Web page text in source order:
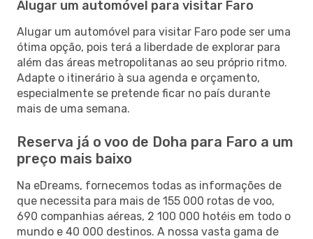
Alugar um automóvel para visitar Faro
Alugar um automóvel para visitar Faro pode ser uma
ótima opção, pois terá a liberdade de explorar para
além das áreas metropolitanas ao seu próprio ritmo.
Adapte o itinerário à sua agenda e orçamento,
especialmente se pretende ficar no país durante
mais de uma semana.
Reserva já o voo de Doha para Faro a um
preço mais baixo
Na eDreams, fornecemos todas as informações de
que necessita para mais de 155 000 rotas de voo,
690 companhias aéreas, 2 100 000 hotéis em todo o
mundo e 40 000 destinos. A nossa vasta gama de